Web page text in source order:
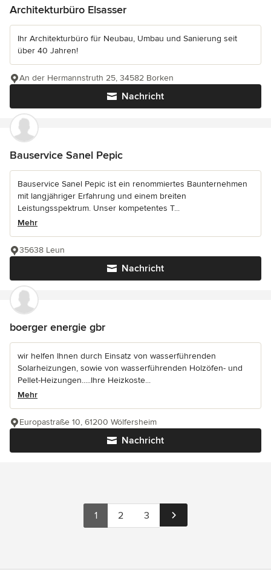
Architekturbüro Elsasser
Ihr Architekturbüro für Neubau, Umbau und Sanierung seit
über 40 Jahren!
Nachricht
An der Hermannstruth 25, 34582 Borken
Bauservice Sanel Pepic
Bauservice Sanel Pepic ist ein renommiertes Baunternehmen
mit langjähriger Erfahrung und einem breiten
Leistungsspektrum. Unser kompetentes T...
Mehr
Nachricht
35638 Leun
boerger energie gbr
wir helfen Ihnen durch Einsatz von wasserführenden
Solarheizungen, sowie von wasserführenden Holzöfen- und
Pellet-Heizungen.....Ihre Heizkoste...
Mehr
Nachricht
Europastraße 10, 61200 Wölfersheim
1 2 3